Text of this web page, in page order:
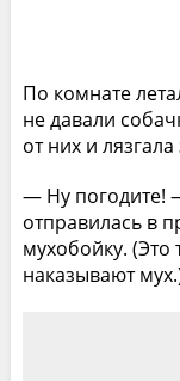
По комнате
не давали
от них и
— Ну погодите!
отправилась в
мухобойку. (Это
наказывают